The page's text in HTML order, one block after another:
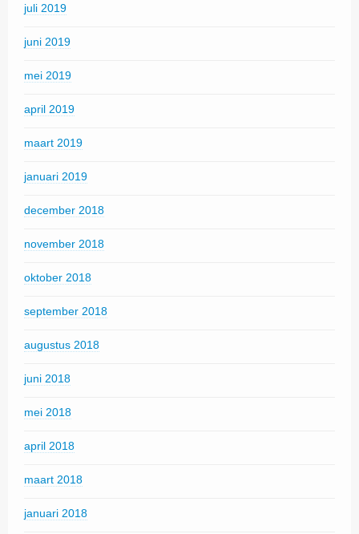
juli 2019
juni 2019
mei 2019
april 2019
maart 2019
januari 2019
december 2018
november 2018
oktober 2018
september 2018
augustus 2018
juni 2018
mei 2018
april 2018
maart 2018
januari 2018